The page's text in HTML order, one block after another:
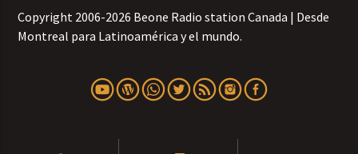
Copyright 2006-2026 Beone Radio station Canada | Desde
Montreal para Latinoamérica y el mundo.